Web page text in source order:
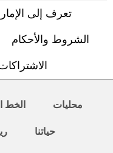
تعرف إلى
الشروط والأحكام
محليات الخط
حياتنا